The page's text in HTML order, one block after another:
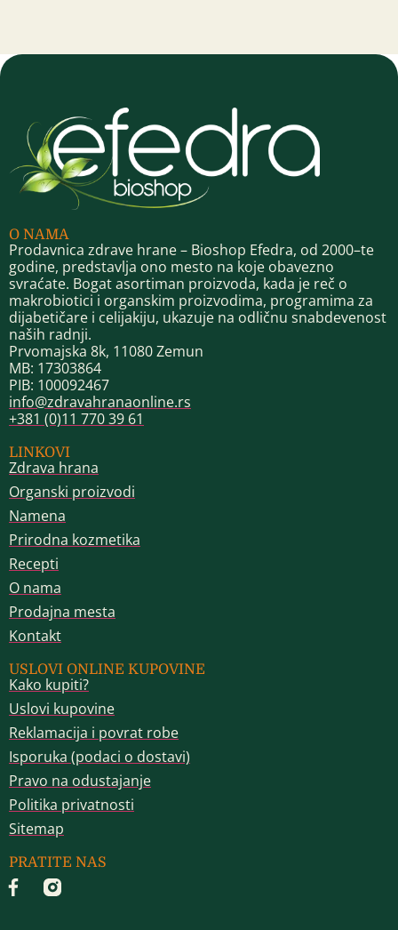
O NAMA
Prodavnica zdrave hrane – Bioshop Efedra, od 2000–te
godine, predstavlja ono mesto na koje obavezno
svraćate. Bogat asortiman proizvoda, kada je reč o
makrobiotici i organskim proizvodima, programima za
dijabetičare i celijakiju, ukazuje na odličnu snabdevenost
naših radnji.
Prvomajska 8k, 11080 Zemun
MB: 17303864
PIB: 100092467
info@zdravahranaonline.rs
+381 (0)11 770 39 61
LINKOVI
Zdrava hrana
Organski proizvodi
Namena
Prirodna kozmetika
Recepti
O nama
Prodajna mesta
Kontakt
USLOVI ONLINE KUPOVINE
Kako kupiti?
Uslovi kupovine
Reklamacija i povrat robe
Isporuka (podaci o dostavi)
Pravo na odustajanje
Politika privatnosti
Sitemap
PRATITE NAS